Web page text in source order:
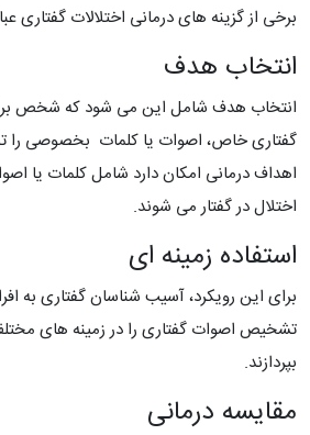
برخی از گزینه های درمانی اختلالات گفتاری
انتخاب هدف
انتخاب هدف شامل این می شود که شخص
گفتاری خاص، اصوات یا کلمات بخصوصی را
اهداف درمانی امکان دارد شامل کلمات یا
اختلال در گفتار می شوند.
استفاده زمینه ای
برای این رویکرد، آسیب شناسان گفتاری به
تشخیص اصوات گفتاری را در زمینه های
بپردازند.
مقایسه درمانی